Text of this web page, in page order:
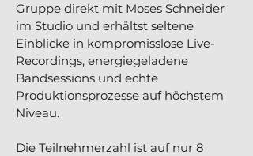
Gruppe direkt mit Moses Schneider
im Studio und erhältst seltene
Einblicke in kompromisslose Live-
Recordings, energiegeladene
Bandsessions und echte
Produktionsprozesse auf höchstem
Niveau.
Die Teilnehmerzahl ist auf nur 8